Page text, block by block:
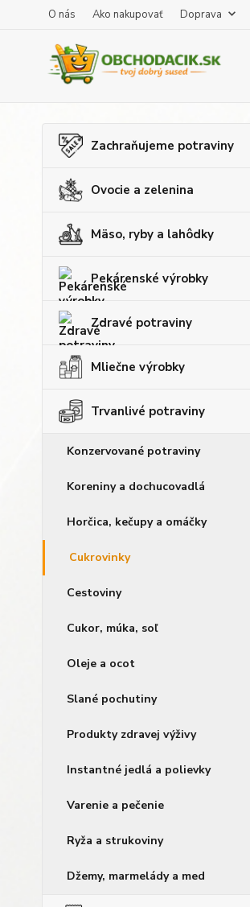
O nás Ako nakupovať Doprava
Zachraňujeme potraviny
Ovocie a zelenina
Mäso, ryby a lahôdky
Pekárenské výrobky
Zdravé potraviny
Mliečne výrobky
Trvanlivé potraviny
Konzervované potraviny
Koreniny a dochucovadlá
Horčica, kečupy a omáčky
Cukrovinky
Cestoviny
Cukor, múka, soľ
Oleje a ocot
Slané pochutiny
Produkty zdravej výživy
Instantné jedlá a polievky
Varenie a pečenie
Ryža a strukoviny
Džemy, marmelády a med